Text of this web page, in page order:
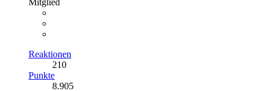
Reaktionen
210
Punkte
8.905